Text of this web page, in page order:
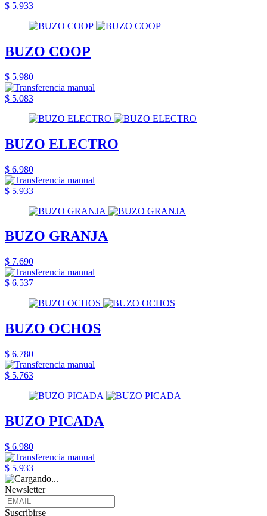
$ 5.933
BUZO COOP
$ 5.980
$ 5.083
BUZO ELECTRO
$ 6.980
$ 5.933
BUZO GRANJA
$ 7.690
$ 6.537
BUZO OCHOS
$ 6.780
$ 5.763
BUZO PICADA
$ 6.980
$ 5.933
Newsletter
Suscribirse